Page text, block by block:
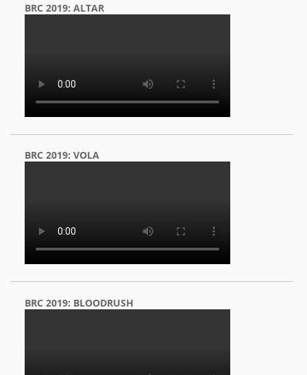
BRC 2019: ALTAR
BRC 2019: VOLA
BRC 2019: BLOODRUSH